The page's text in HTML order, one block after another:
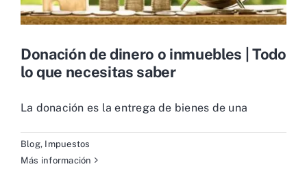
Donación de dinero o inmuebles | Todo
lo que necesitas saber
La donación es la entrega de bienes de una
Blog, Impuestos
Más información